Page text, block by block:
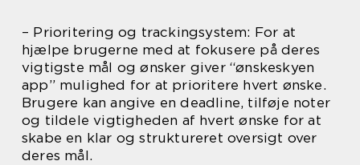
– Prioritering og trackingsystem: For at
hjælpe brugerne med at fokusere på deres
vigtigste mål og ønsker giver “ønskeskyen
app” mulighed for at prioritere hvert ønske.
Brugere kan angive en deadline, tilføje noter
og tildele vigtigheden af hvert ønske for at
skabe en klar og struktureret oversigt over
deres mål.